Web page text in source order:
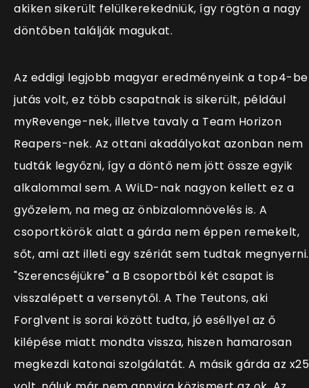
akiken sikerült felülkerekedniük, így rögtön a nagy
döntőben találják magukat.
Az eddigi legjobb magyar eredményeink a top4-be
jutás volt, ez több csapatnak is sikerült, például
myRevenge-nek, illetve tavaly a Team Horizon
Reapers-nek. Az ottani akadályokat azonban nem
tudták legyőzni, így a döntő nem jött össze egyik
alkalommal sem. A WiLD-nak nagyon kellett ez a
győzelem, na meg az önbizalomnövelés is. A
csoportkörök alatt a gárda nem éppen remekelt,
sőt, ami azt illeti egy szériát sem tudtak megnyerni.
"Szerencséjükre" a B csoportból két csapat is
visszalépett a versenytől. A The Teutons, aki
Forg1vent is sorai között tudta, jó eséllyel az ő
kilépése miatt mondta vissza, hiszen hamarosan
megkezdi katonai szolgálatát. A másik gárda az x25